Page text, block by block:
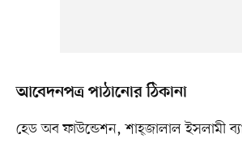
আবেদনপত্র পাঠানোর ঠিকানা
হেড অব ফাউন্ডেশন, শাহ্জালাল ইসলামী